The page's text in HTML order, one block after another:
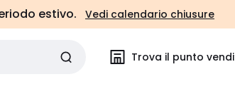
estivo. Vedi calendario chiusure
Trova il punto